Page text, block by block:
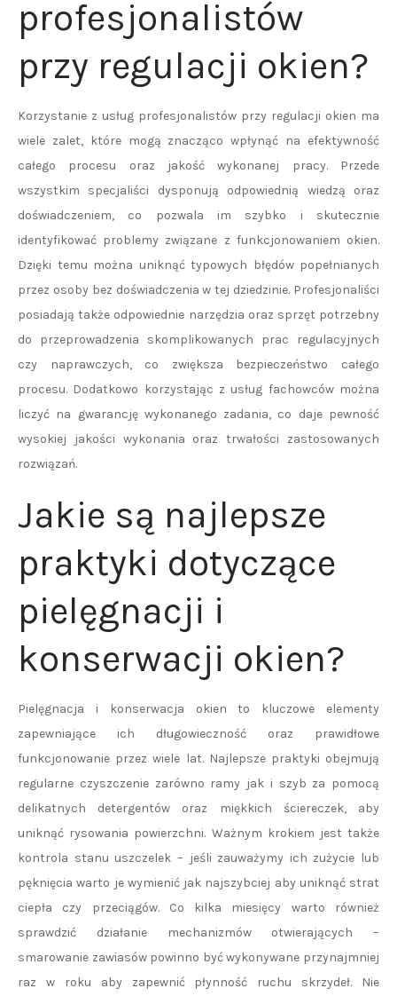
profesjonalistów
przy regulacji okien?
Korzystanie z usług profesjonalistów przy regulacji okien ma
wiele zalet, które mogą znacząco wpłynąć na efektywność
całego procesu oraz jakość wykonanej pracy. Przede
wszystkim specjaliści dysponują odpowiednią wiedzą oraz
doświadczeniem, co pozwala im szybko i skutecznie
identyfikować problemy związane z funkcjonowaniem okien.
Dzięki temu można uniknąć typowych błędów popełnianych
przez osoby bez doświadczenia w tej dziedzinie. Profesjonaliści
posiadają także odpowiednie narzędzia oraz sprzęt potrzebny
do przeprowadzenia skomplikowanych prac regulacyjnych
czy naprawczych, co zwiększa bezpieczeństwo całego
procesu. Dodatkowo korzystając z usług fachowców można
liczyć na gwarancję wykonanego zadania, co daje pewność
wysokiej jakości wykonania oraz trwałości zastosowanych
rozwiązań.
Jakie są najlepsze
praktyki dotyczące
pielęgnacji i
konserwacji okien?
Pielęgnacja i konserwacja okien to kluczowe elementy
zapewniające ich długowieczność oraz prawidłowe
funkcjonowanie przez wiele lat. Najlepsze praktyki obejmują
regularne czyszczenie zarówno ramy jak i szyb za pomocą
delikatnych detergentów oraz miękkich ściereczek, aby
uniknąć rysowania powierzchni. Ważnym krokiem jest także
kontrola stanu uszczelek – jeśli zauważymy ich zużycie lub
pęknięcia warto je wymienić jak najszybciej aby uniknąć strat
ciepła czy przeciągów. Co kilka miesięcy warto również
sprawdzić działanie mechanizmów otwierających –
smarowanie zawiasów powinno być wykonywane przynajmniej
raz w roku aby zapewnić płynność ruchu skrzydeł. Nie